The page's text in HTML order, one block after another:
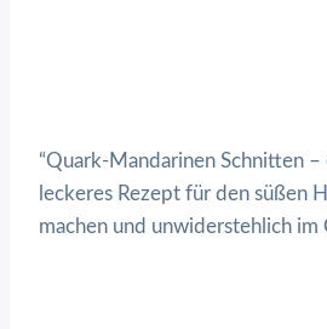
“Quark-Mandarinen Schnitten
leckeres Rezept für den süßen
machen und unwiderstehlich im